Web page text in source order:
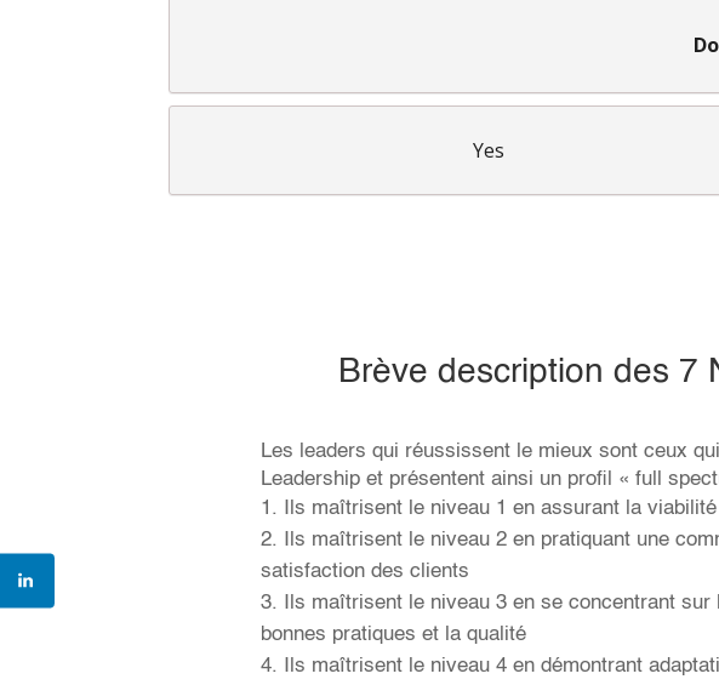
Yes
Brève description des 7
Les leaders qui réussissent le mieux sont ceux
Leadership et présentent ainsi un profil « full
Ils maîtrisent le niveau 1 en assurant la
Ils maîtrisent le niveau 2 en pratiquant une
satisfaction des clients
Ils maîtrisent le niveau 3 en se concentrant
bonnes pratiques et la qualité
Ils maîtrisent le niveau 4 en démontrant